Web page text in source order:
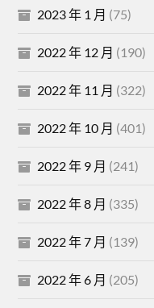
2023 年 1 月 (75)
2022 年 12 月 (190)
2022 年 11 月 (322)
2022 年 10 月 (401)
2022 年 9 月 (241)
2022 年 8 月 (335)
2022 年 7 月 (139)
2022 年 6 月 (205)